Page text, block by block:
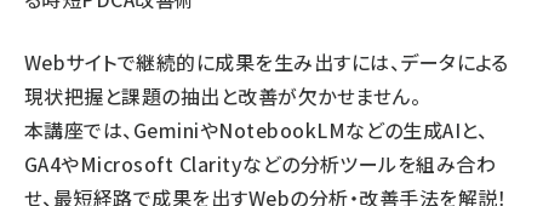
Webサイトで継続的に成果を生み出すには、データによる
現状把握と課題の抽出と改善が欠かせません。
本講座では、GeminiやNotebookLMなどの生成AIと、
GA4やMicrosoft Clarityなどの分析ツールを組み合わ
せ、最短経路で成果を出すWebの分析・改善手法を解説！